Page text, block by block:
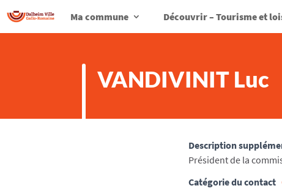
Ma commune Découvrir – Tourisme et
VANDIVINIT Luc
Description
Président de la
Catégorie du contact